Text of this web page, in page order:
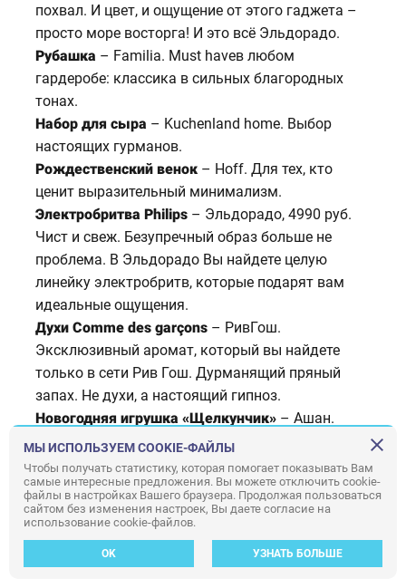
похвал. И цвет, и ощущение от этого гаджета –
просто море восторга! И это всё Эльдорадо.
Рубашка – Familia. Must haveв любом
гардеробе: классика в сильных благородных
тонах.
Набор для сыра – Kuchenland home. Выбор
настоящих гурманов.
Рождественский венок– Hoff. Для тех, кто
ценит выразительный минимализм.
Электробритва Philips– Эльдорадо, 4990 руб.
Чист и свеж. Безупречный образ больше не
проблема. В Эльдорадо Вы найдете целую
линейку электробритв, которые подарят вам
идеальные ощущения.
Духи Comme des garçons– РивГош.
Эксклюзивный аромат, который вы найдете
только в сети Рив Гош. Дурманящий пряный
запах. Не духи, а настоящий гипноз.
Новогодняя игрушка «Щелкунчик» – Ашан.
Французская коллекция елочных игрушек –
вариации на тему волшебных сказок. Почему бы
не поверить в одну из них?
Часы– Askent. Самое время выбирать подарки
для тех, кто дорого. Согласны?
Фея волшебного леса
МЫ ИСПОЛЬЗУЕМ COOKIE-ФАЙЛЫ
Чтобы получать статистику, которая помогает показывать Вам
самые интересные предложения. Вы можете отключить cookie-
файлы в настройках Вашего браузера. Продолжая пользоваться
сайтом без изменения настроек, Вы даете согласие на
использование cookie-файлов.
OK УЗНАТЬ БОЛЬШЕ